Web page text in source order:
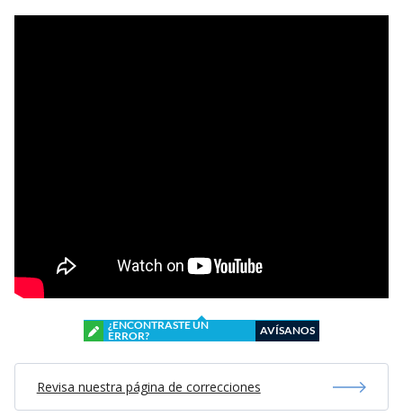
¿ENCONTRASTE UN
ERROR?
AVÍSANOS
Revisa nuestra página de correcciones